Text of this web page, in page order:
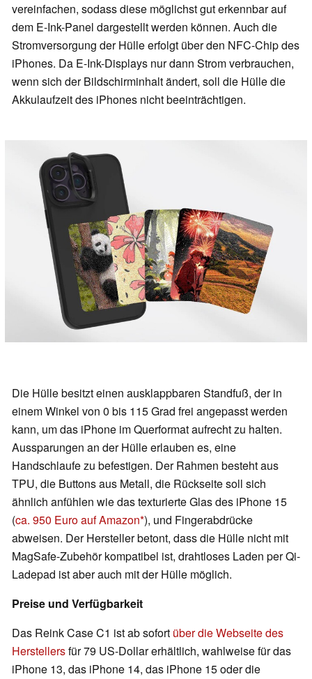
vereinfachen, sodass diese möglichst gut erkennbar auf
dem E-Ink-Panel dargestellt werden können. Auch die
Stromversorgung der Hülle erfolgt über den NFC-Chip des
iPhones. Da E-Ink-Displays nur dann Strom verbrauchen,
wenn sich der Bildschirminhalt ändert, soll die Hülle die
Akkulaufzeit des iPhones nicht beeinträchtigen.
Die Hülle besitzt einen ausklappbaren Standfuß, der in
einem Winkel von 0 bis 115 Grad frei angepasst werden
kann, um das iPhone im Querformat aufrecht zu halten.
Aussparungen an der Hülle erlauben es, eine
Handschlaufe zu befestigen. Der Rahmen besteht aus
TPU, die Buttons aus Metall, die Rückseite soll sich
ähnlich anfühlen wie das texturierte Glas des iPhone 15
(ca. 950 Euro auf Amazon ), und Fingerabdrücke
abweisen. Der Hersteller betont, dass die Hülle nicht mit
MagSafe-Zubehör kompatibel ist, drahtloses Laden per Qi-
Ladepad ist aber auch mit der Hülle möglich.
Preise und Verfügbarkeit
Das Reink Case C1 ist ab sofort über die Webseite des
Herstellersfür 79 US-Dollar erhältlich, wahlweise für das
iPhone 13, das iPhone 14, das iPhone 15 oder die